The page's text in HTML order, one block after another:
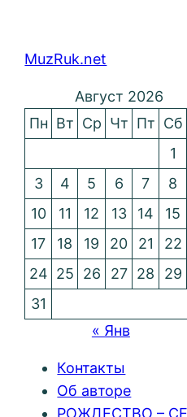
MuzRuk.net
Август 2026
Пн Вт Ср Чт Пт Сб
1
3
4 5 6 7 8
10
11 12 13 14 15
17
18 19 20 21 22
24 25 26 27 28 29
31
« Янв
Контакты
Об авторе